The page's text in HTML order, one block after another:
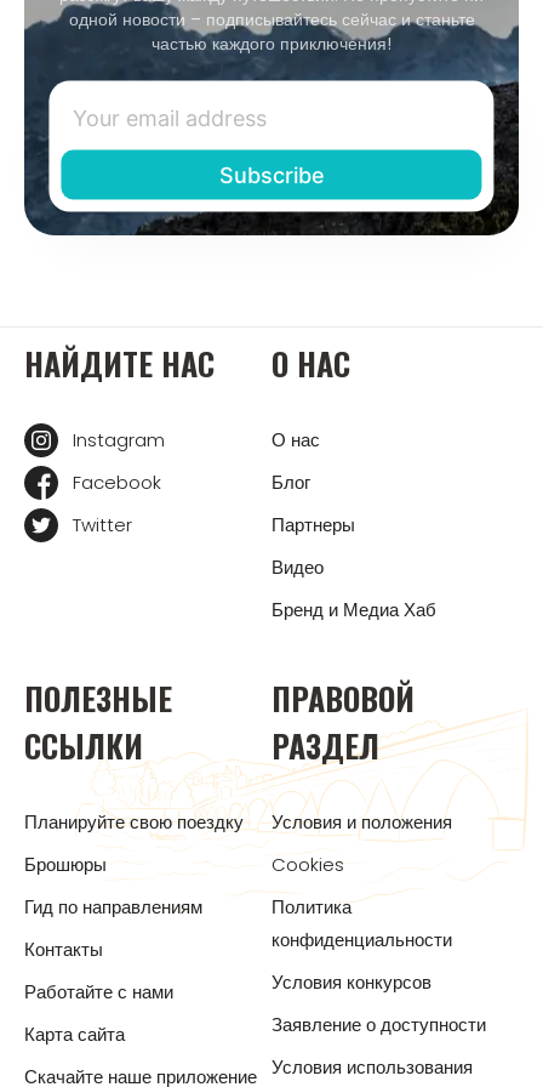
одной новости – подписывайтесь сейчас и станьте
частью каждого приключения!
НАЙДИТЕ НАС
Instagram
Facebook
Twitter
О НАС
О нас
Блог
Партнеры
Видео
Бренд и Медиа Хаб
ПОЛЕЗНЫЕ
ССЫЛКИ
Планируйте свою поездку
Брошюры
Гид по направлениям
Контакты
Работайте с нами
Карта сайта
Скачайте наше приложение
ПРАВОВОЙ
РАЗДЕЛ
Условия и положения
Cookies
Политика
конфиденциальности
Условия конкурсов
Заявление о доступности
Условия использования